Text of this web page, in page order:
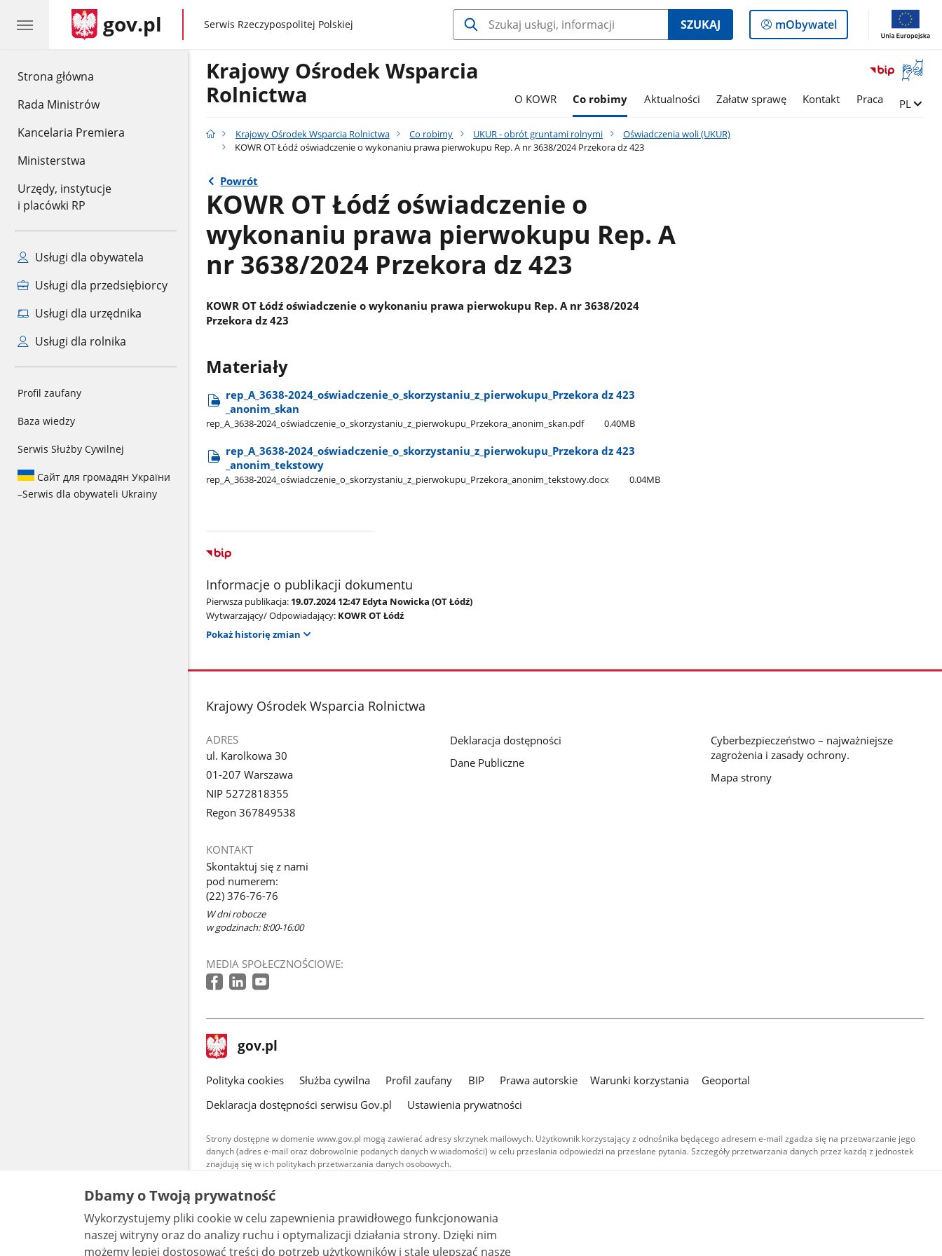
Strona główna
Rada Ministrów
Kancelaria Premiera
Ministerstwa
Urzędy, instytucje
i placówki RP
Usługi dla obywatela
Usługi dla przedsiębiorcy
Usługi dla urzędnika
Usługi dla rolnika
Profil zaufany
Baza wiedzy
Serwis Służby Cywilnej
Сайт для громадян України
–Serwis dla obywateli Ukrainy
gov.pl gov.pl
Serwis Rzeczypospolitej Polskiej SZUKAJ
Logowanie
do
mObywatel
Otwórz
okno
Krajowy Ośrodek Wsparcia
Rolnictwa
O KOWR Co robimy Aktualności Załatw sprawę Kontakt Praca Zmień
PL
Krajowy Ośrodek Wsparcia Rolnictwa Co robimy UKUR - obrót gruntami rolnymi
Oświadczenia woli (UKUR)
KOWR OT Łódź oświadczenie o wykonaniu prawa pierwokupu Rep. A nr 3638/2024 Przekora dz 423
Powrót
KOWR OT Łódź oświadczenie o
wykonaniu prawa pierwokupu Rep. A
nr 3638/2024 Przekora dz 423
KOWR OT Łódź oświadczenie o wykonaniu prawa pierwokupu Rep. A nr 3638/2024
Przekora dz 423
Materiały
rep​_A​_3638-2024​_oświadczenie​_o​_skorzystaniu​_z​_pierwokupu​_Przekora dz 423​
_anonim​_skan
rep​_A​_3638-2024​_oświadczenie​_o​_skorzystaniu​_z​_pierwokupu​_Przekora​_anonim​_skan.pdf 0.40MB
rep​_A​_3638-2024​_oświadczenie​_o​_skorzystaniu​_z​_pierwokupu​_Przekora dz 423​
_anonim​_tekstowy
rep​_A​_3638-2024​_oświadczenie​_o​_skorzystaniu​_z​_pierwokupu​_Przekora​_anonim​_tekstowy.docx 0.04MB
Informacje o publikacji dokumentu
Pierwsza publikacja: 19.07.2024 12:47 Edyta Nowicka (OT Łódź)
Wytwarzający/ Odpowiadający: KOWR OT Łódź
Pokaż historię zmian
stopka
Krajowy Ośrodek Wsparcia Rolnictwa
ADRES
ul. Karolkowa 30
01-207 Warszawa
NIP 5272818355
Regon 367849538
KONTAKT
Skontaktuj się z nami
pod numerem:
(22) 376-76-76
W dni robocze
w godzinach: 8:00-16:00
MEDIA SPOŁECZNOŚCIOWE:
Deklaracja dostępności
Dane Publiczne
Cyberbezpieczeństwo – najważniejsze
zagrożenia i zasady ochrony.
Mapa strony
stopka
gov.pl Strona
gov.pl
gov.pl
Polityka cookies Służba cywilna Profil zaufany BIP Prawa autorskie Warunki korzystania
Geoportal
Deklaracja dostępności serwisu Gov.pl
Ustawienia prywatności
Strony dostępne w domenie www.gov.pl mogą zawierać adresy skrzynek mailowych. Użytkownik korzystający z odnośnika będącego adresem e-mail zgadza się na przetwarzanie jego
danych (adres e-mail oraz dobrowolnie podanych danych w wiadomości) w celu przesłania odpowiedzi na przesłane pytania. Szczegóły przetwarzania danych przez każdą z jednostek
znajdują się w ich politykach przetwarzania danych osobowych.
Treści tekstowe publikowane w serwisie (z wyłączeniem treści audiowizualnych), są
udostępniane na licencji typu Creative Commons: uznanie autorstwa - na tych samych
warunkach 4.0 (CC BY-SA 4.0). Materiały audiowizualne, w tym zdjęcia, materiały audio i wideo,
są udostępniane na licencji typu Creative Commons: uznanie autorstwa użycie niekomercyjne -
bez utworów zależnych 4.0 (CC BY-NC-ND 4.0), o ile nie jest to stwierdzone inaczej.
Dbamy o Twoją prywatność
Wykorzystujemy pliki cookie w celu zapewnienia prawidłowego funkcjonowania
naszej witryny oraz do analizy ruchu i optymalizacji działania strony. Dzięki nim
możemy lepiej dostosować treści do potrzeb użytkowników i stale ulepszać nasze